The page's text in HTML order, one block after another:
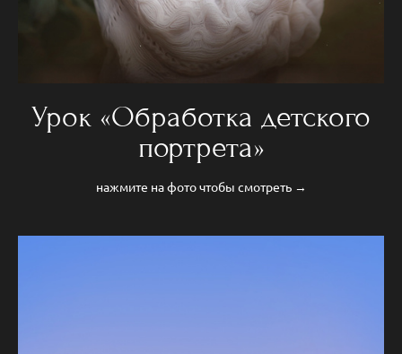
Урок «Обработка детского
портрета»
нажмите на фото чтобы смотреть →